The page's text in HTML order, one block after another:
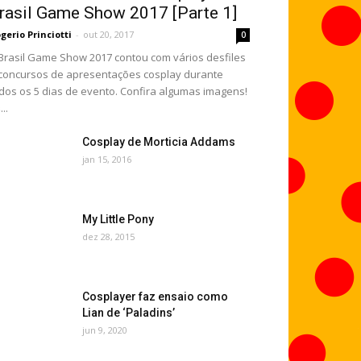
Game Show 2017 [Parte 1]
Princiotti - out 20, 2017 0
Game Show 2017 contou com vários desfiles
de apresentações cosplay durante
os 5 dias de evento. Confira algumas imagens!
Cosplay de Morticia Addams
jan 15, 2016
My Little Pony
dez 28, 2015
Cosplayer faz ensaio como
Lian de ‘Paladins’
jun 9, 2020